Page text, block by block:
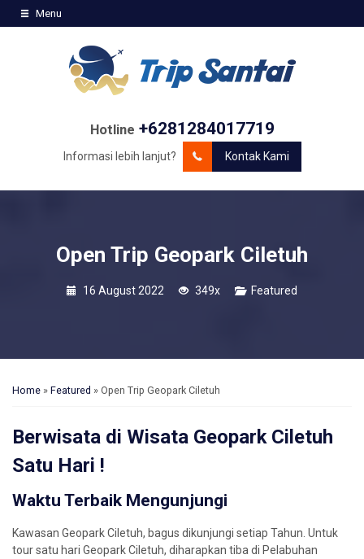
Menu
Hotline +6281284017719
Informasi lebih lanjut? Kontak Kami
Open Trip Geopark Ciletuh
16 August 2022 349x Featured
Home » Featured » Open Trip Geopark Ciletuh
Berwisata di Wisata Geopark Ciletuh
Satu Hari !
Waktu Terbaik Mengunjungi
Kawasan Geopark Ciletuh, bagus dikunjungi setiap Tahun. Untuk
tour satu hari Geopark Ciletuh, diharapkan tiba di Pelabuhan